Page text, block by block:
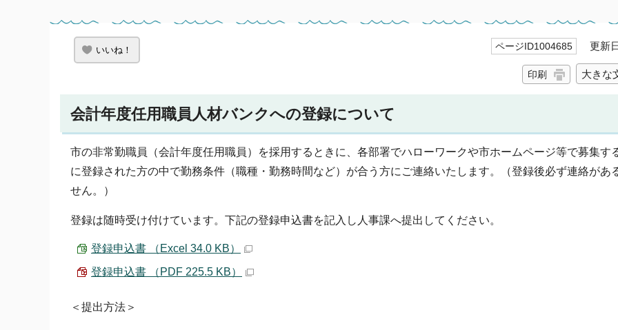
いいね！ ページID1004685 更新日
印刷 大きな
会計年度任用職員人材バンクへの登録について
市の非常勤職員（会計年度任用職員）を採用するときに、各部署でハローワークや市ホームページ等で募集す
に登録された方の中で勤務条件（職種・勤務時間など）が合う方にご連絡いたします。（登録後必ず連絡があ
せん。）
登録は随時受け付けています。下記の登録申込書を記入し人事課へ提出してください。
登録申込書 （Excel 34.0 KB）
登録申込書 （PDF 225.5 KB）
＜提出方法＞